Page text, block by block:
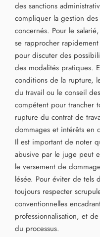
des sanctions
compliquer la gestion
concernés. Pour le
se rapprocher
pour discuter des
des modalités pratiques.
conditions de la rupture,
du travail ou le conseil
compétent pour trancher
rupture du contrat de
dommages et intérêts en
Il est important de noter
abusive par le juge peut
le versement de
lésée. Pour éviter de tels
toujours respecter
conventionnelles
professionnalisation, et
du processus.